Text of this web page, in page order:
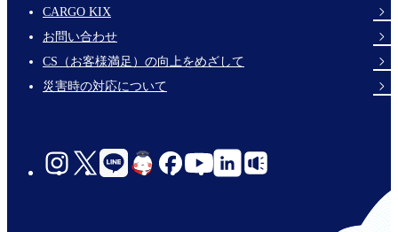
Footer
Links
CARGO KIX
お問い合わせ
CS（お客様満足）の向上をめざして
災害時の対応について
social-